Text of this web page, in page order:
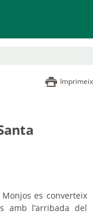
Imprimeix
es converteix
amb l’arribada del